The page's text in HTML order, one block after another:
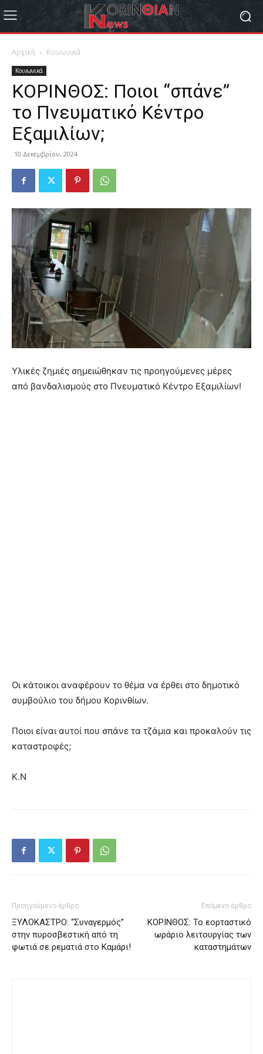
Αρχική Κοινωνικά
Κοινωνικά
ΚΟΡΙΝΘΟΣ: Ποιοι “σπάνε”
το Πνευματικό Κέντρο
Εξαμιλίων;
10 Δεκεμβρίου, 2024
Υλικές ζημιές σημειώθηκαν τις προηγούμενες μέρες
από βανδαλισμούς στο Πνευματικό Κέντρο Εξαμιλίων!
Οι κάτοικοι αναφέρουν το θέμα να έρθει στο δημοτικό
συμβούλιο του δήμου Κορινθίων.
Ποιοι είναι αυτοί που σπάνε τα τζάμια και προκαλούν τις
καταστροφές;
Κ.Ν
Προηγούμενο άρθρο
ΞΥΛΟΚΑΣΤΡΟ: “Συναγερμός”
στην πυροσβεστική από τη
φωτιά σε ρεματιά στο Καμάρι!
Επόμενο άρθρο
ΚΟΡΙΝΘΟΣ: Το εορταστικό
ωράριο λειτουργίας των
καταστημάτων